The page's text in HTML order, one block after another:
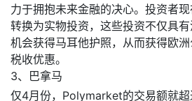
力于拥抱未来金融的决心。投资者
转换为实物投资，这些投资不仅具
机会获得马耳他护照，从而获得欧
税收优惠。
3、巴拿马
仅4月份，Polymarket的交易额就